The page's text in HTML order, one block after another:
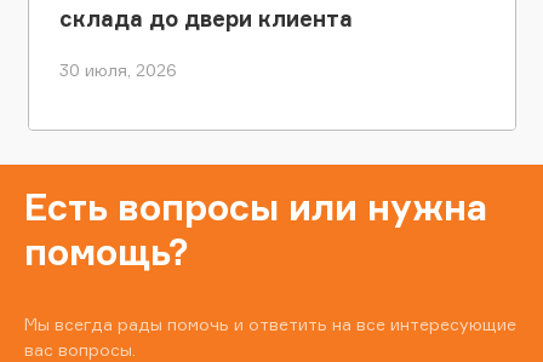
склада до двери клиента
30 июля, 2026
Есть вопросы или нужна
помощь?
Мы всегда рады помочь и ответить на все интересующие
вас вопросы.